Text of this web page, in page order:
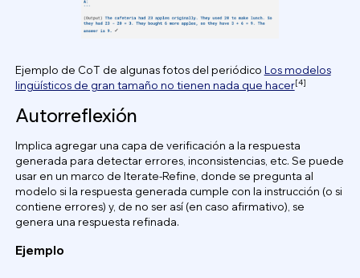
Ejemplo de CoT de algunas fotos del periódico Los modelos
lingüísticos de gran tamaño no tienen nada que hacer[4]
Autorreflexión
Implica agregar una capa de verificación a la respuesta
generada para detectar errores, inconsistencias, etc. Se puede
usar en un marco de Iterate-Refine, donde se pregunta al
modelo si la respuesta generada cumple con la instrucción (o si
contiene errores) y, de no ser así (en caso afirmativo), se
genera una respuesta refinada.
Ejemplo